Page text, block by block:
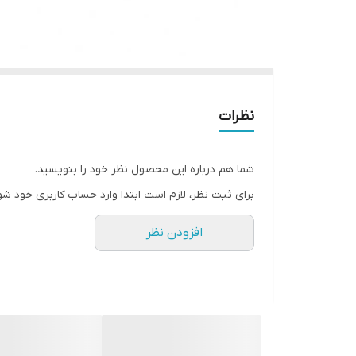
نظرات
شما هم درباره این محصول نظر خود را بنویسید.
برای ثبت نظر، لازم است ابتدا وارد حساب کاربری خود
افزودن نظر